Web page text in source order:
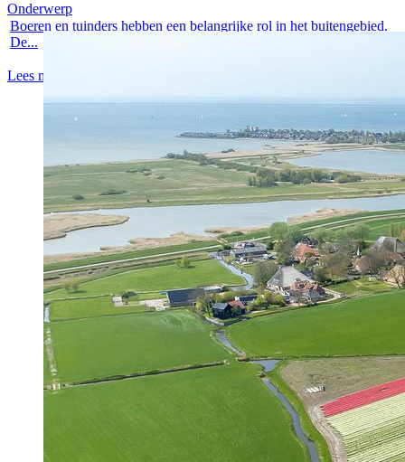
Boeren en tuinders hebben een belangrijke rol in het buitengebied.
De...
Lees meer
Onderwerp